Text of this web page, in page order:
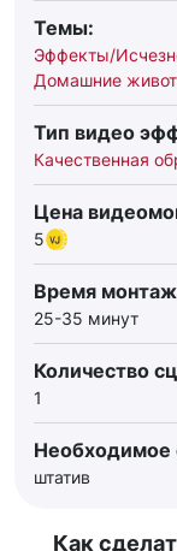
Темы:
Эффекты/
Домашние
Тип видео
Качественная
Цена
5
Время
25-35 минут
Количество
1
Необходимое
штатив
Как